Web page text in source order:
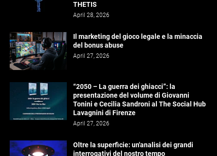
THETIS
April 28, 2026
Il marketing del gioco legale e la minaccia
del bonus abuse
April 27, 2026
“2050 – La guerra dei ghiacci”: la
presentazione del volume di Giovanni
Tonini e Cecilia Sandroni al The Social Hub
Lavagnini di Firenze
April 27, 2026
Oltre la superficie: un'analisi dei grandi
interrogativi del nostro tempo